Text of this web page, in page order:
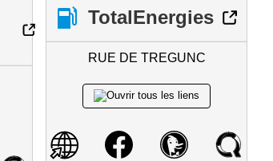
TotalEnergies
RUE DE TREGUNC